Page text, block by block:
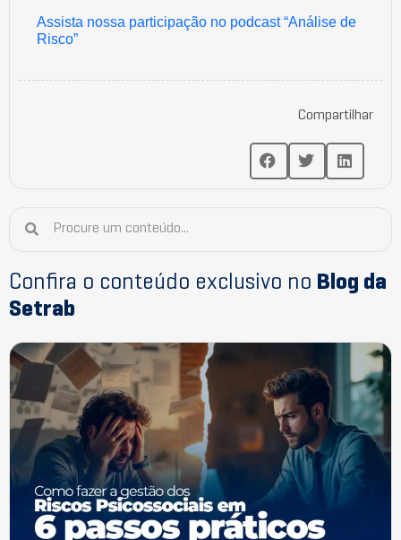
Assista nossa participação no podcast “Análise de
Risco”
Compartilhar
Confira o conteúdo exclusivo no Blog da
Setrab